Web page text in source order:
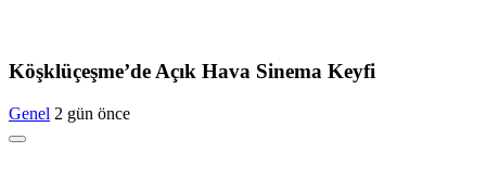
Köşklüçeşme’de Açık Hava Sinema Keyfi
Genel 2 gün önce